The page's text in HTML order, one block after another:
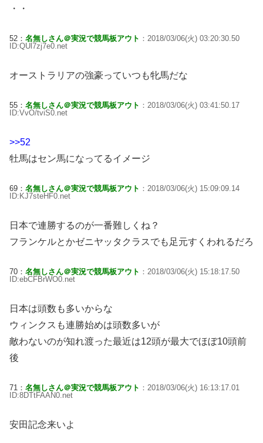
・・
52： 名無しさん＠実況で競馬板アウト ：2018/03/06(火) 03:20:30.50
ID:QUl7zj7e0.net
オーストラリアの強豪っていつも牝馬だな
55： 名無しさん＠実況で競馬板アウト ：2018/03/06(火) 03:41:50.17
ID:VvO/tviS0.net
>>52
牡馬はセン馬になってるイメージ
69： 名無しさん＠実況で競馬板アウト ：2018/03/06(火) 15:09:09.14
ID:KJ7steHF0.net
日本で連勝するのが一番難しくね？
フランケルとかゼニヤッタクラスでも足元すくわれるだろ
70： 名無しさん＠実況で競馬板アウト ：2018/03/06(火) 15:18:17.50
ID:ebCFBrWO0.net
日本は頭数も多いからな
ウィンクスも連勝始めは頭数多いが
敵わないのが知れ渡った最近は12頭が最大でほぼ10頭前
後
71： 名無しさん＠実況で競馬板アウト ：2018/03/06(火) 16:13:17.01
ID:8DTtFAAN0.net
安田記念来いよ